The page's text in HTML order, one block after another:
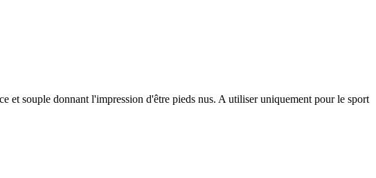
et souple donnant l'impression d'être pieds nus. A utiliser uniquement pour le sport